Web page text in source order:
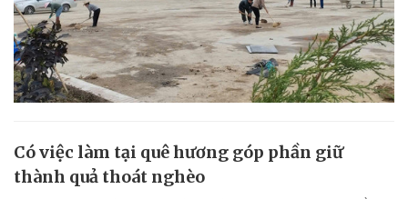
Có việc làm tại quê hương góp phần giữ
thành quả thoát nghèo